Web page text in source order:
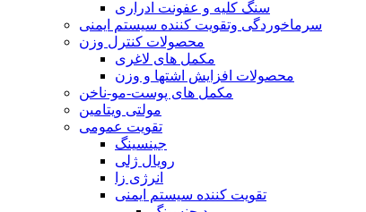
سنگ کلیه و عفونت ادراری
سرماخوردگی وتقویت کننده سیستم ایمنی
محصولات کنترل وزن
مکمل های لاغری
محصولات افزایش اشتها و وزن
مکمل های پوست-مو-ناخن
مولتی ویتامین
تقویت عمومی
جینسینگ
رویال ژلی
انرژی زا
تقویت کننده سیستم ایمنی